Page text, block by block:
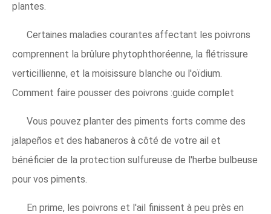
plantes.
Certaines maladies courantes affectant les poivrons
comprennent la brûlure phytophthoréenne, la flétrissure
verticillienne, et la moisissure blanche ou l'oïdium.
Comment faire pousser des poivrons :guide complet
Vous pouvez planter des piments forts comme des
jalapeños et des habaneros à côté de votre ail et
bénéficier de la protection sulfureuse de l'herbe bulbeuse
pour vos piments.
En prime, les poivrons et l'ail finissent à peu près en